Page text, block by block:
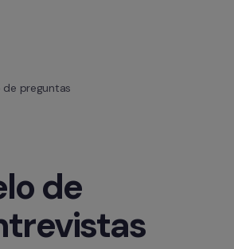
preguntas
de